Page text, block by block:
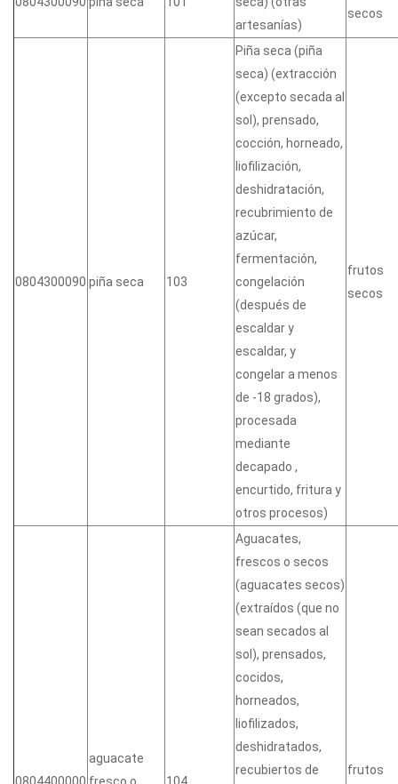
artesanías)
secos
0804300090 piña seca 103
Piña seca (piña
seca) (extracción
(excepto secada al
sol), prensado,
cocción, horneado,
liofilización,
deshidratación,
recubrimiento de
azúcar,
fermentación,
congelación
(después de
escaldar y
escaldar, y
congelar a menos
de -18 grados),
procesada
mediante
decapado ,
encurtido, fritura y
otros procesos)
frutos
secos
aguacate
Aguacates,
frescos o secos
(aguacates secos)
(extraídos (que no
sean secados al
sol), prensados,
cocidos,
horneados,
liofilizados,
deshidratados,
recubiertos de
frutos